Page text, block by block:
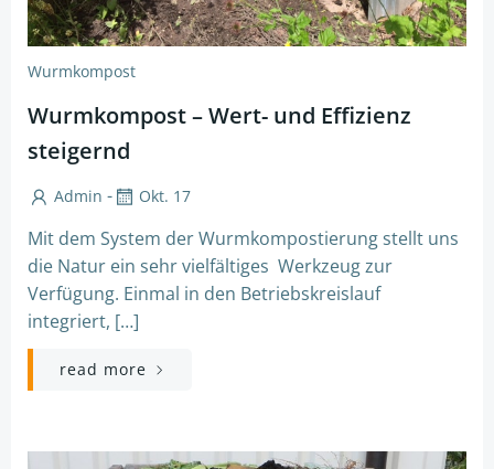
Wurmkompost
Wurmkompost – Wert- und Effizienz
steigernd
Admin - Okt. 17
Mit dem System der Wurmkompostierung stellt uns
die Natur ein sehr vielfältiges Werkzeug zur
Verfügung. Einmal in den Betriebskreislauf
integriert, […]
read more